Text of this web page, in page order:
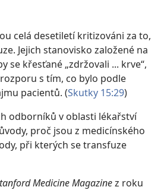
celá desetiletí kritizováni za to,
Jejich stanovisko založené na
se křesťané „zdržovali ... krve“,
s tím, co bylo podle
pacientů. (Skutky 15:29)
odborníků v oblasti lékařství
proč jsou z medicínského
při kterých se transfuze
Medicine Magazinez roku